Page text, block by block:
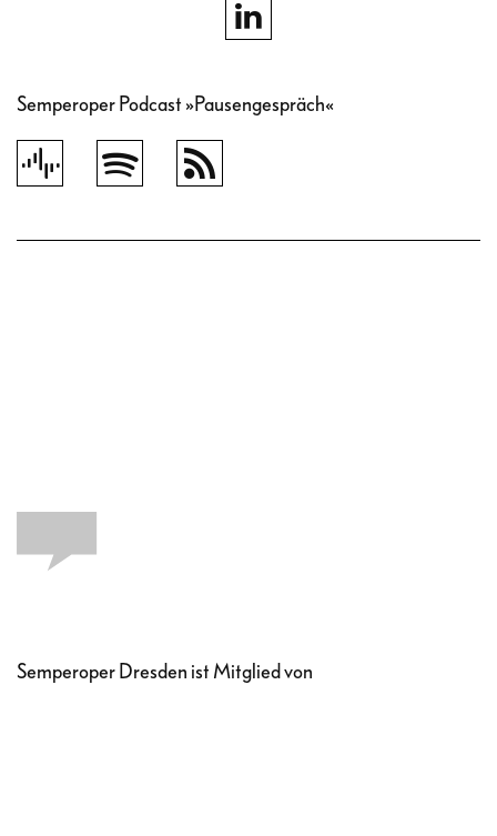
Semperoper Podcast »Pausengespräch«
Semperoper Dresden ist Mitglied von